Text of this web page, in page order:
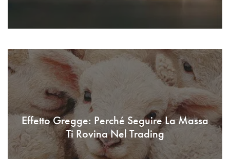
Effetto Gregge: Perché Seguire La Massa
Ti Rovina Nel Trading